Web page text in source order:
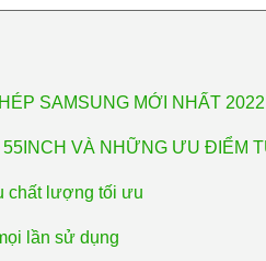
SAMSUNG MỚI NHẤT 2022
VÀ NHỮNG ƯU ĐIỂM
chất lượng tối ưu
lần sử dụng